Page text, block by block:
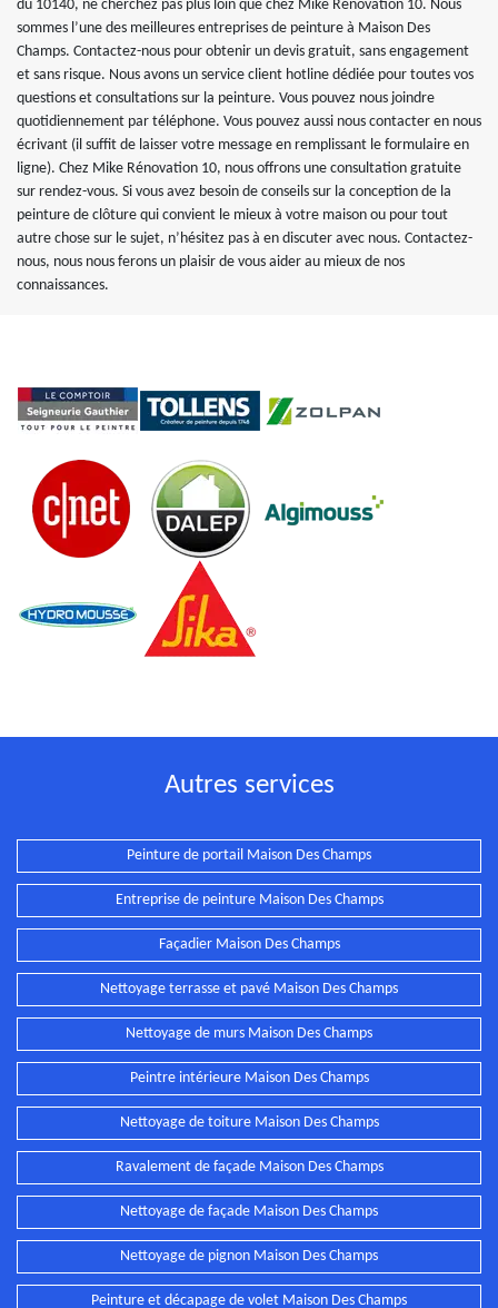
du 10140, ne cherchez pas plus loin que chez Mike Rénovation 10. Nous
sommes l’une des meilleures entreprises de peinture à Maison Des
Champs. Contactez-nous pour obtenir un devis gratuit, sans engagement
et sans risque. Nous avons un service client hotline dédiée pour toutes vos
questions et consultations sur la peinture. Vous pouvez nous joindre
quotidiennement par téléphone. Vous pouvez aussi nous contacter en nous
écrivant (il suffit de laisser votre message en remplissant le formulaire en
ligne). Chez Mike Rénovation 10, nous offrons une consultation gratuite
sur rendez-vous. Si vous avez besoin de conseils sur la conception de la
peinture de clôture qui convient le mieux à votre maison ou pour tout
autre chose sur le sujet, n’hésitez pas à en discuter avec nous. Contactez-
nous, nous nous ferons un plaisir de vous aider au mieux de nos
connaissances.
Autres services
Peinture de portail Maison Des Champs
Entreprise de peinture Maison Des Champs
Façadier Maison Des Champs
Nettoyage terrasse et pavé Maison Des Champs
Nettoyage de murs Maison Des Champs
Peintre intérieure Maison Des Champs
Nettoyage de toiture Maison Des Champs
Ravalement de façade Maison Des Champs
Nettoyage de façade Maison Des Champs
Nettoyage de pignon Maison Des Champs
Peinture et décapage de volet Maison Des Champs